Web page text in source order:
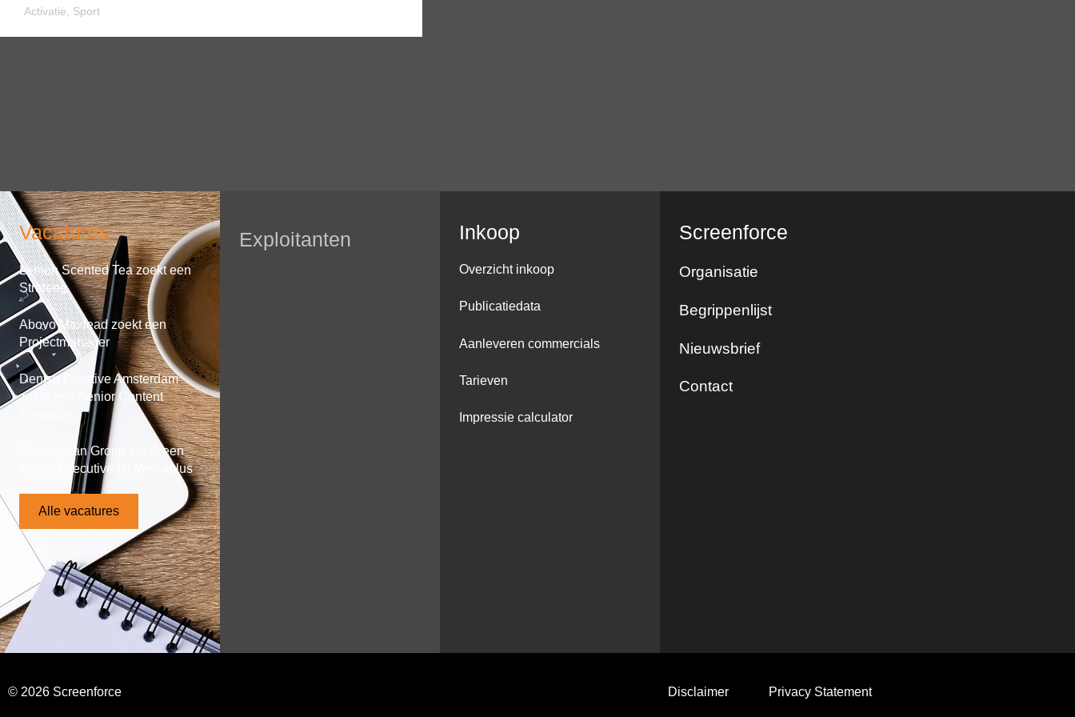
Activatie Sport
Vacatures
Lemon Scented Tea zoekt een
Strateeg
Abovo Maxlead zoekt een
Projectmanager
Dentsu Creative Amsterdam
zoekt een Senior Content
Serviceplan Group zoekt een
Media Executive bij Mediaplus
Alle vacatures
Exploitanten Inkoop
Overzicht inkoop
Publicatiedata
Aanleveren commercials
Tarieven
Impressie calculator
Screenforce
Organisatie
Begrippenlijst
Nieuwsbrief
Contact
© 2026 Screenforce Disclaimer Privacy Statement